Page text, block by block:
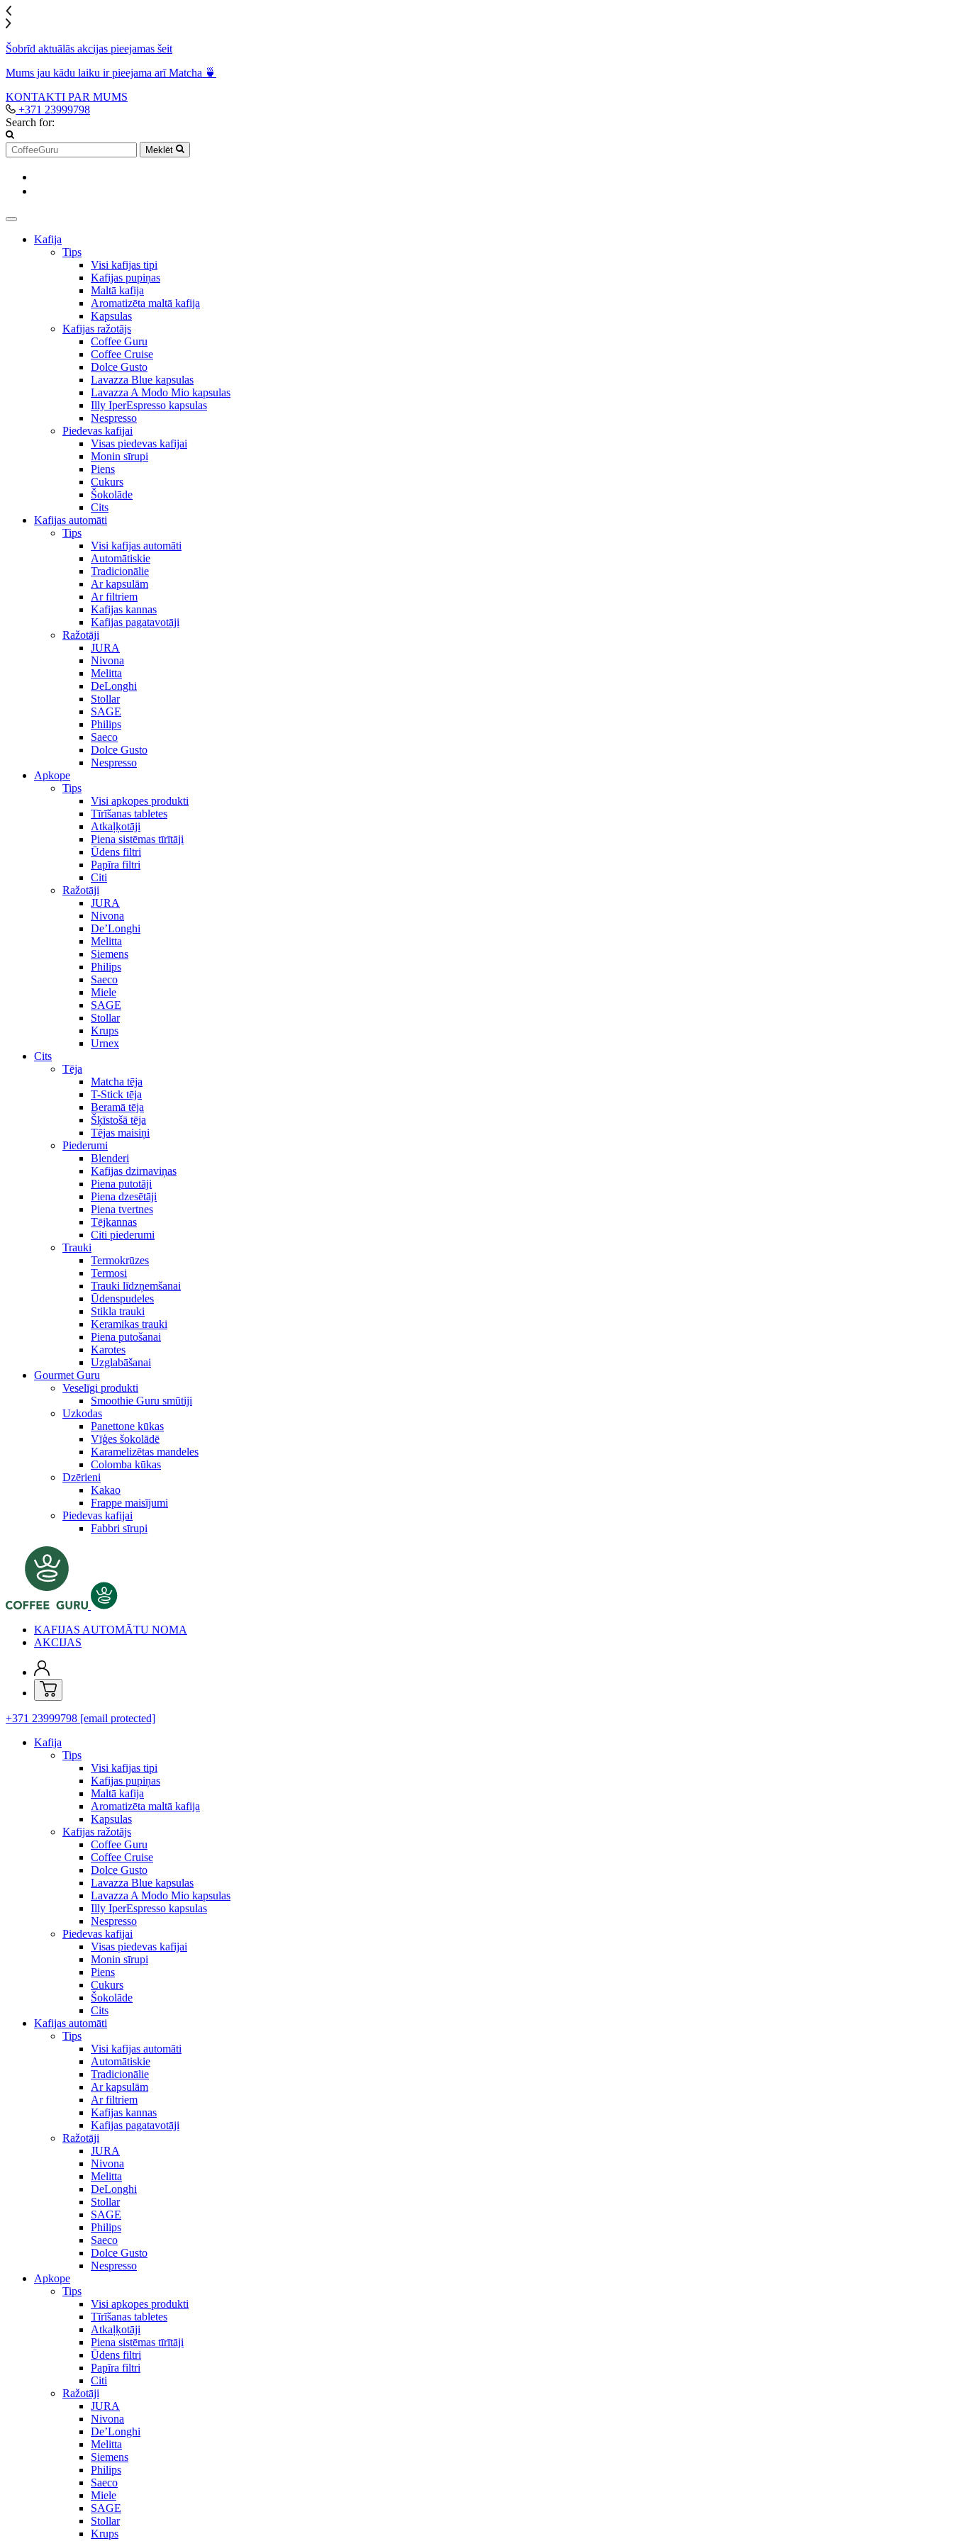
Šobrīd aktuālās akcijas pieejamas šeit
Mums jau kādu laiku ir pieejama arī Matcha 🍵
KONTAKTI PAR MUMS
+371 23999798
Search for:
Meklēt
Kafija
Tips
Visi kafijas tipi
Kafijas pupiņas
Maltā kafija
Aromatizēta maltā kafija
Kapsulas
Kafijas ražotājs
Coffee Guru
Coffee Cruise
Dolce Gusto
Lavazza Blue kapsulas
Lavazza A Modo Mio kapsulas
Illy IperEspresso kapsulas
Nespresso
Piedevas kafijai
Visas piedevas kafijai
Monin sīrupi
Piens
Cukurs
Šokolāde
Cits
Kafijas automāti
Tips
Visi kafijas automāti
Automātiskie
Tradicionālie
Ar kapsulām
Ar filtriem
Kafijas kannas
Kafijas pagatavotāji
Ražotāji
JURA
Nivona
Melitta
DeLonghi
Stollar
SAGE
Philips
Saeco
Dolce Gusto
Nespresso
Apkope
Tips
Visi apkopes produkti
Tīrīšanas tabletes
Atkaļķotāji
Piena sistēmas tīrītāji
Ūdens filtri
Papīra filtri
Citi
Ražotāji
JURA
Nivona
De’Longhi
Melitta
Siemens
Philips
Saeco
Miele
SAGE
Stollar
Krups
Urnex
Cits
Tēja
Matcha tēja
T-Stick tēja
Beramā tēja
Šķīstošā tēja
Tējas maisiņi
Piederumi
Blenderi
Kafijas dzirnaviņas
Piena putotāji
Piena dzesētāji
Piena tvertnes
Tējkannas
Citi piederumi
Trauki
Termokrūzes
Termosi
Trauki līdzņemšanai
Ūdenspudeles
Stikla trauki
Keramikas trauki
Piena putošanai
Karotes
Uzglabāšanai
Gourmet Guru
Veselīgi produkti
Smoothie Guru smūtiji
Uzkodas
Panettone kūkas
Vīģes šokolādē
Karamelizētas mandeles
Colomba kūkas
Dzērieni
Kakao
Frappe maisījumi
Piedevas kafijai
Fabbri sīrupi
KAFIJAS AUTOMĀTU NOMA
AKCIJAS
+371 23999798 [email protected]
Kafija
Tips
Visi kafijas tipi
Kafijas pupiņas
Maltā kafija
Aromatizēta maltā kafija
Kapsulas
Kafijas ražotājs
Coffee Guru
Coffee Cruise
Dolce Gusto
Lavazza Blue kapsulas
Lavazza A Modo Mio kapsulas
Illy IperEspresso kapsulas
Nespresso
Piedevas kafijai
Visas piedevas kafijai
Monin sīrupi
Piens
Cukurs
Šokolāde
Cits
Kafijas automāti
Tips
Visi kafijas automāti
Automātiskie
Tradicionālie
Ar kapsulām
Ar filtriem
Kafijas kannas
Kafijas pagatavotāji
Ražotāji
JURA
Nivona
Melitta
DeLonghi
Stollar
SAGE
Philips
Saeco
Dolce Gusto
Nespresso
Apkope
Tips
Visi apkopes produkti
Tīrīšanas tabletes
Atkaļķotāji
Piena sistēmas tīrītāji
Ūdens filtri
Papīra filtri
Citi
Ražotāji
JURA
Nivona
De’Longhi
Melitta
Siemens
Philips
Saeco
Miele
SAGE
Stollar
Krups